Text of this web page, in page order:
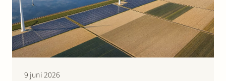
9 juni 2026
Werken bij Stek